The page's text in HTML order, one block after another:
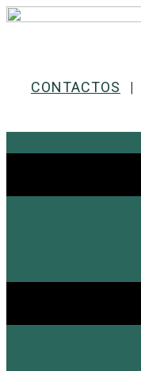
CONTACTOS |